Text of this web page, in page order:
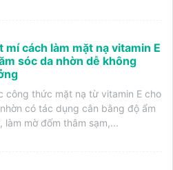
mí cách làm mặt nạ vitamin E
sóc da nhờn dễ không
công thức mặt nạ từ vitamin E cho
có tác dụng cân bằng độ ẩm
mờ đốm thâm sạm,...